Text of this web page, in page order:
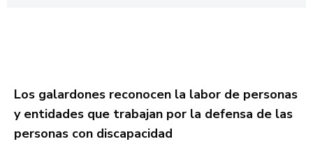
Los galardones reconocen la labor de personas
y entidades que trabajan por la defensa de las
personas con discapacidad